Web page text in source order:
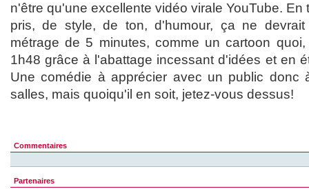
n'être qu'une excellente vidéo virale YouTube. En
pris, de style, de ton, d'humour, ça ne
métrage de 5 minutes, comme un cartoon
1h48 grâce à l'abattage incessant d'idées et en
Une comédie à apprécier avec un public donc
salles, mais quoiqu'il en soit, jetez-vous dessus!
Commentaires
Partenaires